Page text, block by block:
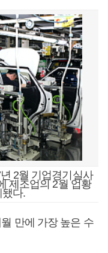
2월 기업경기실사
제조업의 2월 업황
다.
만에 가장 높은 수